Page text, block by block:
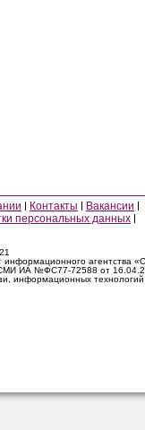
Контакты
Вакансии
персональных данных
информационного агентства
СМИ ИА №ФС77-72588 от
информационных